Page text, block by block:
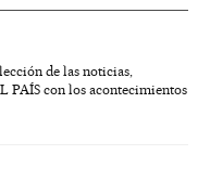
de las noticias,
PAÍS con los acontecimientos